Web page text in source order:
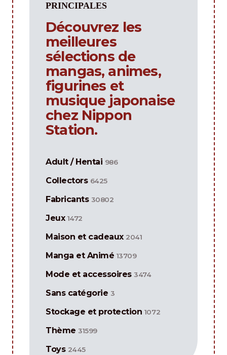
PRINCIPALES
Découvrez les
meilleures
sélections de
mangas, animes,
figurines et
musique japonaise
chez Nippon
Station.
Adult / Hentai 986
Collectors 6425
Fabricants 30802
Jeux 1472
Maison et cadeaux 2041
Manga et Animé 13709
Mode et accessoires 3474
Sans catégorie 3
Stockage et protection 1072
Thème 31599
Toys 2445